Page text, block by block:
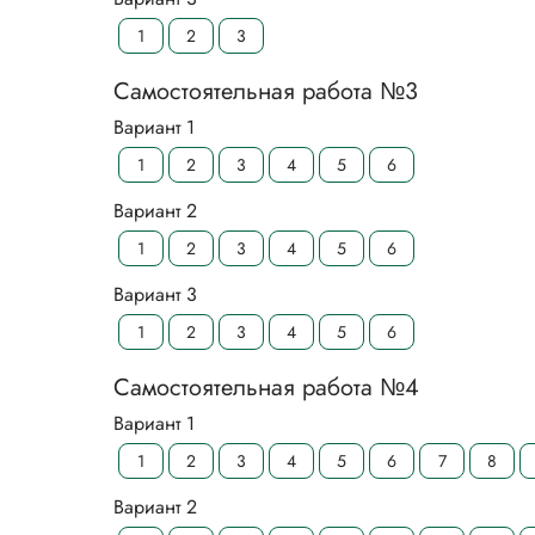
1 2 3
Самостоятельная работа №3
Вариант 1
1 2 3 4 5 6
Вариант 2
1 2 3 4 5 6
Вариант 3
1 2 3 4 5 6
Самостоятельная работа №4
Вариант 1
1 2 3 4 5 6 7 8
Вариант 2